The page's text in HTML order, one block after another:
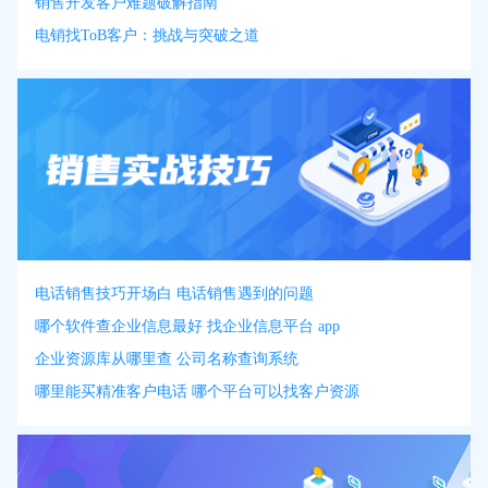
电销找ToB客户：挑战与突破之道
电话销售技巧开场白 电话销售遇到的问题
哪个软件查企业信息最好 找企业信息平台 app
企业资源库从哪里查 公司名称查询系统
哪里能买精准客户电话 哪个平台可以找客户资源